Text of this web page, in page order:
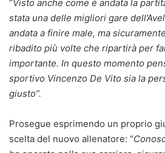
“Visto anche come è andata la
stata una delle migliori gare
andata a finire male, ma
ribadito più volte che ripartirà per
importante. In questo momento
sportivo Vincenzo De Vito sia la
giusto”.
Prosegue esprimendo un proprio
scelta del nuovo allenatore: “